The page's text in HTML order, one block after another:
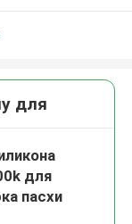
для
для
пасхи